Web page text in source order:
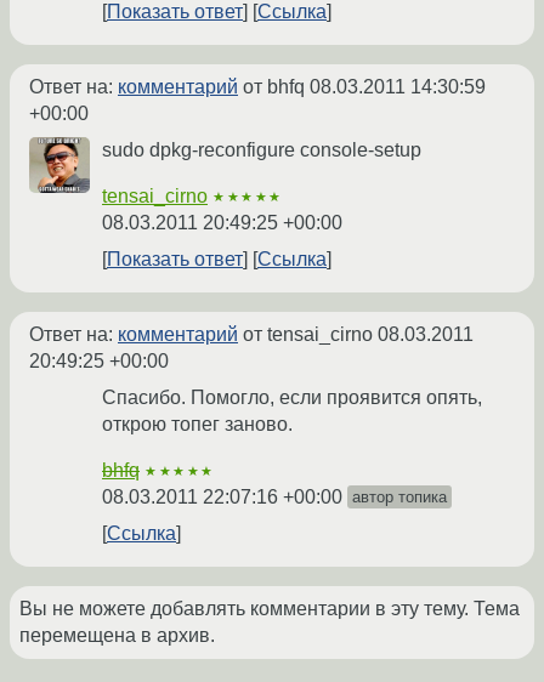
Показать ответ Ссылка
Ответ на: комментарий от bhfq 08.03.2011 14:30:59
+00:00
sudo dpkg-reconfigure console-setup
tensai_cirno ★★★★★
08.03.2011 20:49:25 +00:00
Показать ответ
Ссылка
Ответ на: комментарий от tensai_cirno 08.03.2011
20:49:25 +00:00
Спасибо. Помогло, если проявится опять,
открою топег заново.
bhfq ★★★★★
08.03.2011 22:07:16 +00:00 автор топика
Ссылка
Вы не можете добавлять комментарии в эту тему. Тема
перемещена в архив.